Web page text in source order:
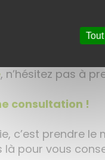
en
questions sur les
, n’hésitez pas à
consultation !
c’est prendre
pour vous